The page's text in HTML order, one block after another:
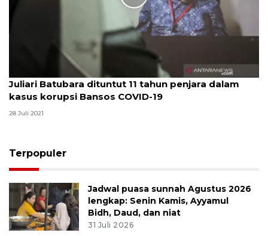
Juliari Batubara dituntut 11 tahun penjara dalam
kasus korupsi Bansos COVID-19
28 Juli 2021
Terpopuler
Jadwal puasa sunnah Agustus 2026
lengkap: Senin Kamis, Ayyamul
Bidh, Daud, dan niat
31 Juli 2026